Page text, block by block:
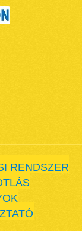
RENDSZER